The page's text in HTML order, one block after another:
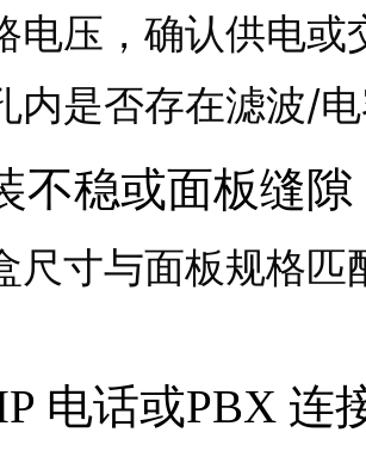
电压，确认供电或
内是否存在滤波/
不稳或面板缝隙
尺寸与面板规格
电话或PBX 连